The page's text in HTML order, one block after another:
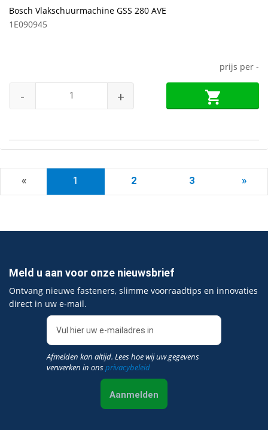
Bosch Vlakschuurmachine GSS 280 AVE
1E090945
prijs per -
- +
« 1 2 3 »
Meld u aan voor onze nieuwsbrief
Ontvang nieuwe fasteners, slimme voorraadtips en innovaties
direct in uw e‑mail.
Afmelden kan altijd. Lees hoe wij uw gegevens
verwerken in onsprivacybeleid
Aanmelden